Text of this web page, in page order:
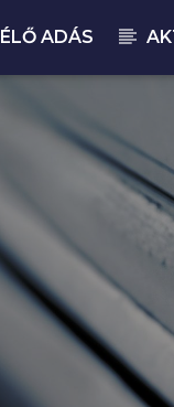
ÉLŐ ADÁS